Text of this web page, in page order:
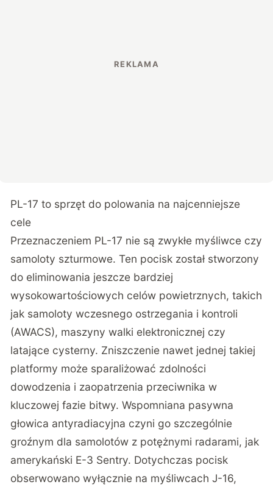
PL-17 to sprzęt do polowania na najcenniejsze
cele
Przeznaczeniem PL-17 nie są zwykłe myśliwce czy
samoloty szturmowe. Ten pocisk został stworzony
do eliminowania jeszcze bardziej
wysokowartościowych celów powietrznych, takich
jak samoloty wczesnego ostrzegania i kontroli
(AWACS), maszyny walki elektronicznej czy
latające cysterny. Zniszczenie nawet jednej takiej
platformy może sparaliżować zdolności
dowodzenia i zaopatrzenia przeciwnika w
kluczowej fazie bitwy. Wspomniana pasywna
głowica antyradiacyjna czyni go szczególnie
groźnym dla samolotów z potężnymi radarami, jak
amerykański E-3 Sentry. Dotychczas pocisk
obserwowano wyłącznie na myśliwcach J-16,